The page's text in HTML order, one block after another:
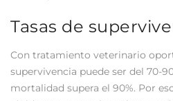
Tasas de
Con tratamiento veterinario
supervivencia puede ser del 70-
mortalidad supera el 90%. Por